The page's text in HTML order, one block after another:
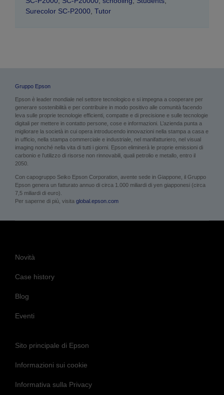
Surecolor SC-P2000 Tutor
Gruppo Epson
Epson è leader mondiale nel settore tecnologico e si impegna a cooperare per
generare sostenibilità e per contribuire in modo positivo alle comunità facendo
leva sulle proprie tecnologie efficienti, compatte e di precisione e sulle tecnologie
digitali per mettere in contatto persone, cose e informazioni. L’azienda punta a
migliorare la società in cui opera introducendo innovazioni nella stampa a casa e
in ufficio, nella stampa commerciale e industriale, nel manifatturiero, nel visual
imaging nonché nella vita di tutti i giorni. Epson eliminerà le proprie emissioni di
carbonio e l’utilizzo di risorse non rinnovabili, quali petrolio e metallo, entro il
2050.
Con capogruppo Seiko Epson Corporation, avente sede in Giappone, il Gruppo
Epson genera un fatturato annuo di circa 1.000 miliardi di yen giapponesi (circa
7,5 miliardi di euro).
Per saperne di più, visita global.epson.com
Novità
Case history
Blog
Eventi
Sito principale di Epson
Informazioni sui cookie
Informativa sulla Privacy